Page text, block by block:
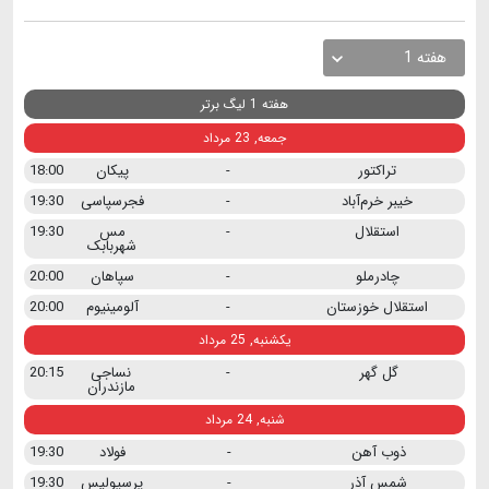
هفته 1
هفته 1 لیگ برتر
جمعه, 23 مرداد
تراکتور - پیکان
18:00
خیبر خرم‌آباد
- فجرسپاسی
19:30
استقلال
- مس
شهربابک
19:30
چادرملو
- سپاهان
20:00
استقلال خوزستان
- آلومینیوم 20:00
یکشنبه, 25 مرداد
گل گهر - نساجی
مازندران
20:15
شنبه, 24 مرداد
ذوب آهن - فولاد
19:30
شمس آذر
- پرسپولیس 19:30